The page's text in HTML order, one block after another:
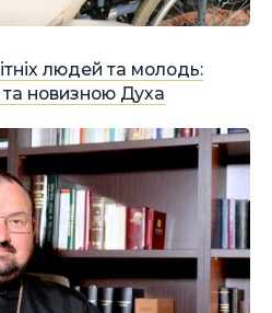
людей та молодь:
та новизною Духа